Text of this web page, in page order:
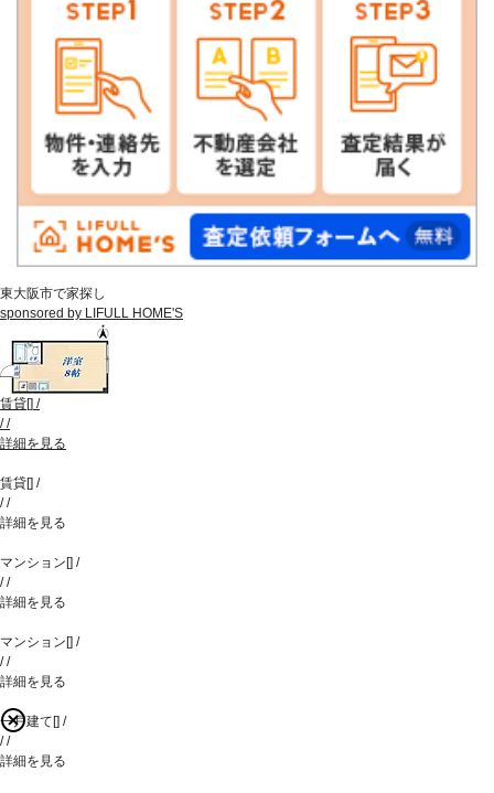
東大阪市で家探し
sponsored by LIFULL HOME'S
賃貸[] /
//
詳細を見る
賃貸[] /
//
詳細を見る
マンション[] /
//
詳細を見る
マンション[] /
//
詳細を見る
一戸建て[] /
//
詳細を見る